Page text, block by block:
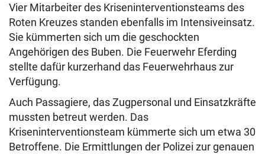
Vier Mitarbeiter des Kriseninterventionsteams des
Roten Kreuzes standen ebenfalls im Intensiveinsatz.
Sie kümmerten sich um die geschockten
Angehörigen des Buben. Die Feuerwehr Eferding
stellte dafür kurzerhand das Feuerwehrhaus zur
Verfügung.
Auch Passagiere, das Zugpersonal und Einsatzkräfte
mussten betreut werden. Das
Kriseninterventionsteam kümmerte sich um etwa 30
Betroffene. Die Ermittlungen der Polizei zur genauen